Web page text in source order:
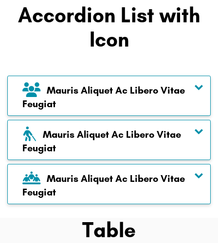
Accordion List with
Icon
Mauris Aliquet Ac Libero Vitae
Feugiat
Mauris Aliquet Ac Libero Vitae
Feugiat
Mauris Aliquet Ac Libero Vitae
Feugiat
Table